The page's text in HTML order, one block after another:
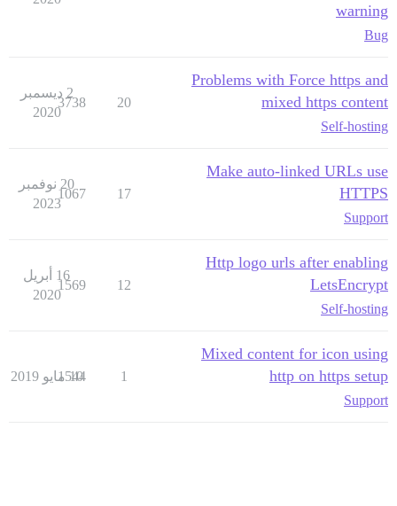
warning
Bug
Problems with Force https and
mixed https content
Self-hosting
20
3738
2 ديسمبر
2020
Make auto-linked URLs use
HTTPS
Support
17
1067
20 نوفمبر
2023
Http logo urls after enabling
LetsEncrypt
Self-hosting
12
1569
16 أبريل
2020
Mixed content for icon using
http on https setup
Support
1
1544
10 مايو 2019